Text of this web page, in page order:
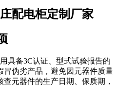
具备3C认证、型式试验报告的
冒伪劣产品，避免因元器件质量
元器件的生产日期、保质期，